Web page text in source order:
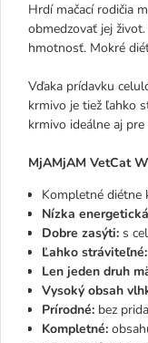
Hrdí mačací rodičia
obmedzovať jej
hmotnosť. Mokré
Vďaka prídavku
krmivo je tiež ľahko
krmivo ideálne aj
MjAMjAM VetCat
Kompletné diétne
Nízka
Dobre zasýti: s
Ľahko stráviteľné:
Len jeden druh
Vysoký obsah
Prírodné: bez
Kompletné: